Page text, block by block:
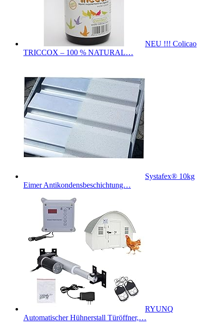
NEU !!! Colicao
TRICCOX – 100 % NATURAL…
Systafex® 10kg
Eimer Antikondensbeschichtung…
RYUNQ
Automatischer Hühnerstall Türöffner,…